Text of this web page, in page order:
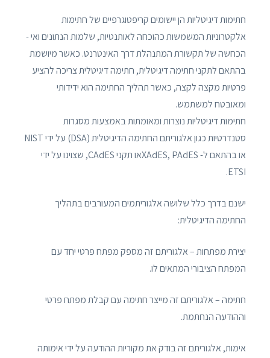
חתימות דיגיטליות הן יישומים קריפטוגרפיים של חתימות
אלקטרוניות המשמשות כהוכחה לאותנטיות, שלמות הנתונים ואי -
הכחשה של תקשורת המתנהלת דרך האינטרנט. כאשר מיושמת
בהתאם לתקני חתימה דיגיטלית, חתימה דיגיטלית צריכה להציע
פרטיות מקצה לקצה, כאשר תהליך החתימה הוא ידידותי
ומאובטח למשתמש.
חתימות דיגיטליות נוצרות ומאומתות באמצעות מסגרות
סטנדרטיות כגון אלגוריתם החתימה הדיגיטלית (DSA) על ידי NIST
או בהתאם ל- XAdES, PAdESאו תקני CAdES, שצוינו על ידי
ETSI.
ישנם בדרך כלל שלושה אלגוריתמים המעורבים בתהליך
החתימה הדיגיטלית:
יצירת מפתחות – אלגוריתם זה מספק מפתח פרטי יחד עם
המפתח הציבורי המתאים לו.
חתימה – אלגוריתם זה מייצר חתימה עם קבלת מפתח פרטי
וההודעה הנחתמת.
אימות, אלגוריתם זה בודק את מקוריות ההודעה על ידי אימותה